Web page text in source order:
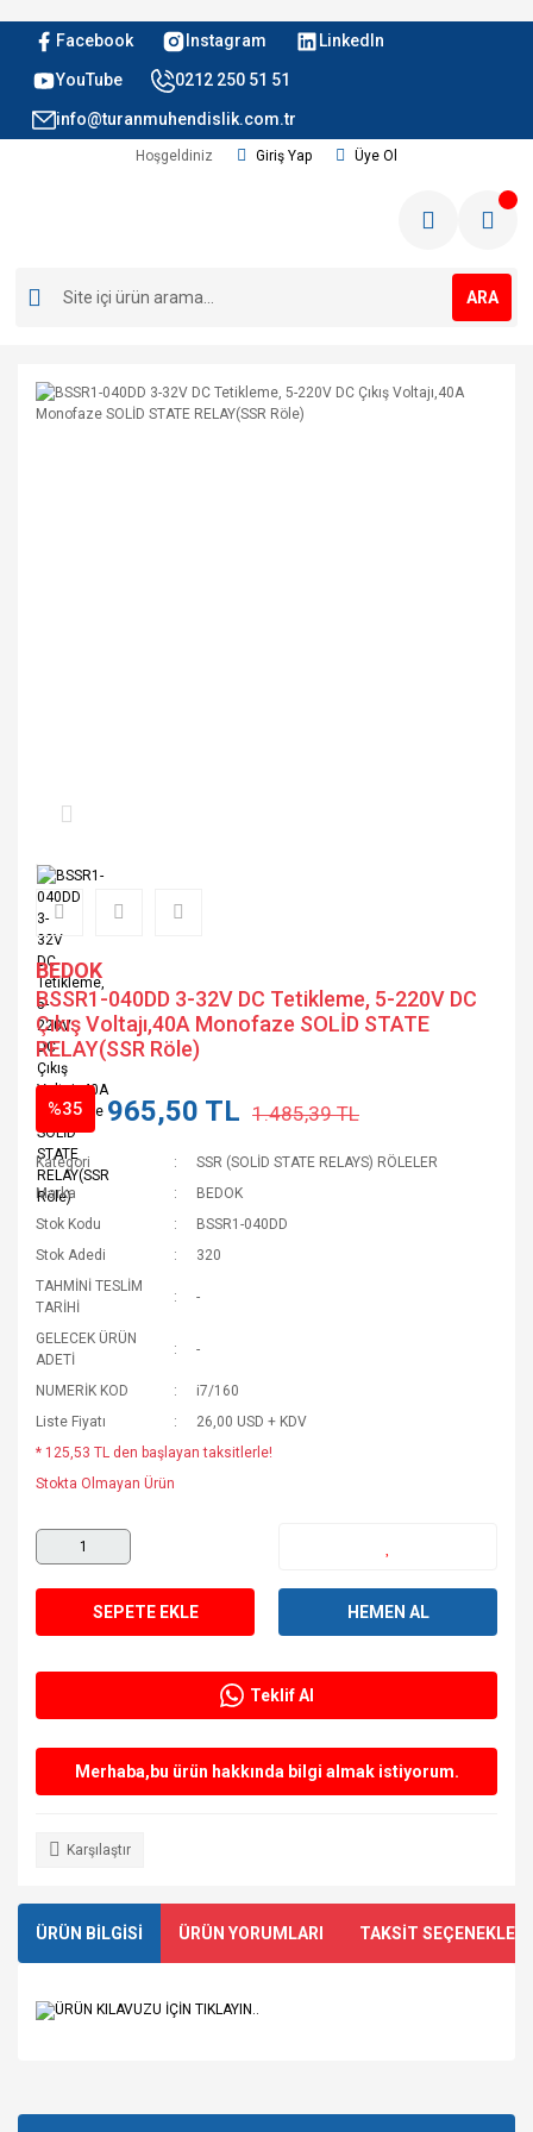
Facebook Instagram LinkedIn
YouTube 0212 250 51 51
info@turanmuhendislik.com.tr
Hoşgeldiniz Giriş Yap Üye Ol
ARA
BEDOK
BSSR1-040DD 3-32V DC Tetikleme, 5-220V DC
Çıkış Voltajı,40A Monofaze SOLİD STATE
RELAY(SSR Röle)
%35 965,50 TL 1.485,39 TL
Kategori
SSR (SOLİD STATE RELAYS) RÖLELER
Marka
BEDOK
Stok Kodu
BSSR1-040DD
Stok Adedi
320
TAHMİNİ TESLİM
TARİHİ
-
GELECEK ÜRÜN
ADETİ
-
NUMERİK KOD
i7/160
Liste Fiyatı
26,00 USD + KDV
* 125,53 TL den başlayan taksitlerle!
Stokta Olmayan Ürün
SEPETE EKLE HEMEN AL
Teklif Al
Merhaba,bu ürün hakkında bilgi almak istiyorum.
Karşılaştır
ÜRÜN BİLGİSİ ÜRÜN YORUMLARI TAKSİT SEÇENEKLERİ
ÜRÜN KILAVUZU İÇİN TIKLAYIN..
kullanarak tarafımıza iletebilirsiniz.
ve kargolama da iyiydi.